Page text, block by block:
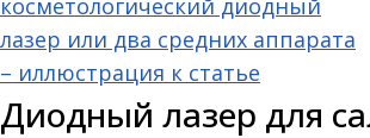
Диодный лазер для